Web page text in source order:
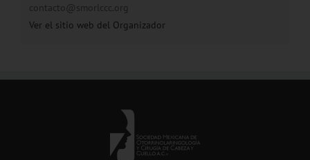
contacto@smorlccc.org
Ver el sitio web del Organizador